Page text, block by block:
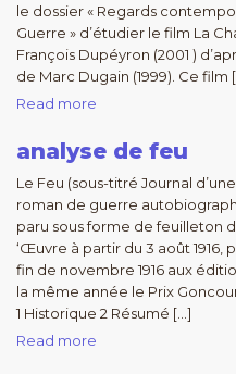
le dossier « Regards
Guerre » d’étudier le film La
François Dupéyron (2001 )
de Marc Dugain (1999). Ce film
Read more
analyse de feu
Le Feu (sous-titré Journal
roman de guerre
paru sous forme de feuilleton
‘Œuvre à partir du 3 août 1916,
fin de novembre 1916 aux
la même année le Prix
1 Historique 2 Résumé […]
Read more